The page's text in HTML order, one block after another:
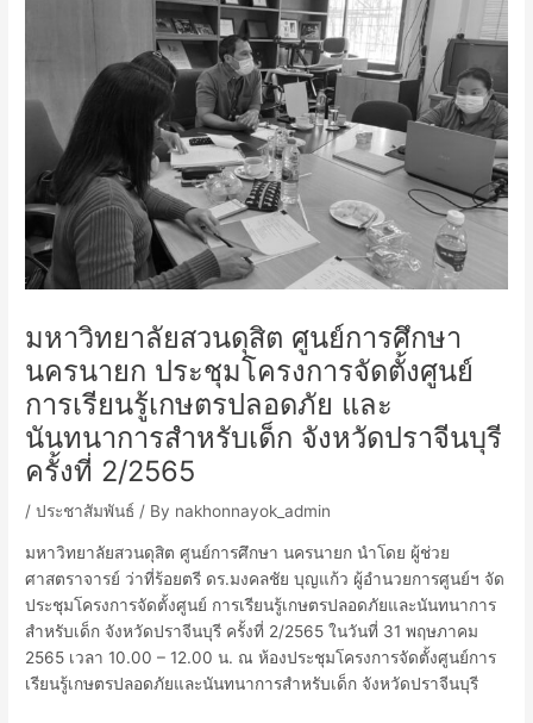
มหาวิทยาลัยสวนดุสิต ศูนย์การศึกษา
นครนายก ประชุมโครงการจัดตั้งศูนย์
การเรียนรู้เกษตรปลอดภัย และ
นันทนาการสำหรับเด็ก จังหวัดปราจีนบุรี
ครั้งที่ 2/2565
/ประชาสัมพันธ์ / By nakhonnayok_admin
มหาวิทยาลัยสวนดุสิต ศูนย์การศึกษา นครนายก นำโดย ผู้ช่วย
ศาสตราจารย์ ว่าที่ร้อยตรี ดร.มงคลชัย บุญแก้ว ผู้อำนวยการศูนย์ฯ จัด
ประชุมโครงการจัดตั้งศูนย์ การเรียนรู้เกษตรปลอดภัยและนันทนาการ
สำหรับเด็ก จังหวัดปราจีนบุรี ครั้งที่ 2/2565 ในวันที่ 31 พฤษภาคม
2565 เวลา 10.00 – 12.00 น. ณ ห้องประชุมโครงการจัดตั้งศูนย์การ
เรียนรู้เกษตรปลอดภัยและนันทนาการสำหรับเด็ก จังหวัดปราจีนบุรี